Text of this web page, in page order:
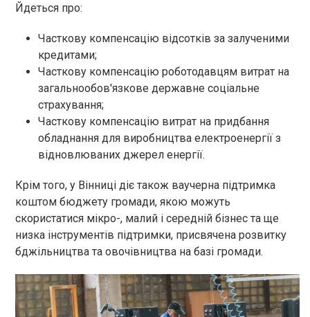
Йдеться про:
Часткову компенсацію відсотків за залученими
кредитами;
Часткову компенсацію роботодавцям витрат на
загальнообов'язкове державне соціальне
страхування;
Часткову компенсацію витрат на придбання
обладнання для виробництва електроенергії з
відновлюваних джерел енергії.
Крім того, у Вінниці діє також ваучерна підтримка
коштом бюджету громади, якою можуть
скористатися мікро-, малий і середній бізнес та ще
низка інструментів підтримки, присвячена розвитку
бджільництва та овочівництва на базі громади.